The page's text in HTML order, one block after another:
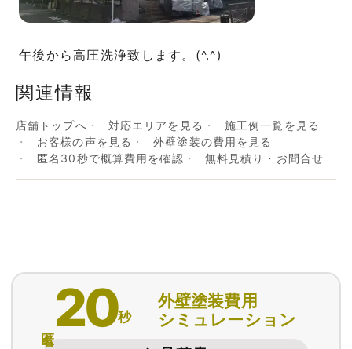
午後から高圧洗浄致します。(^.^)
関連情報
店舗トップへ 対応エリアを見る
施工例一覧を見る
お客様の声を見る
外壁塗装の費用を見る
匿名30秒で概算費用を確認
無料見積り・お問合せ
20秒
外壁塗装費用
シミュレーション